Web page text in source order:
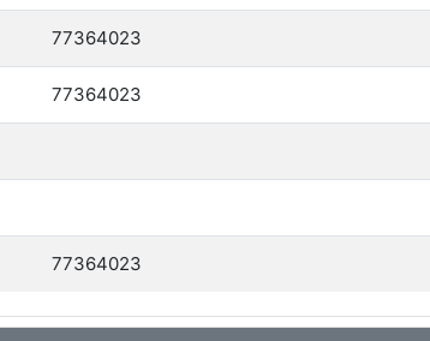
77364023
77364023
77364023